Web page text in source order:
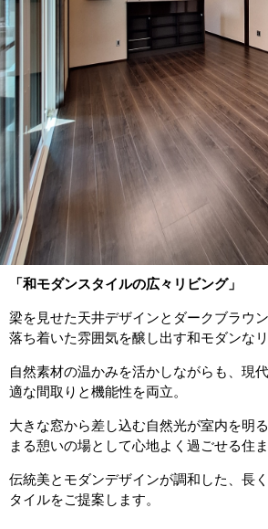
「和モダンスタイルの広々リビング」
梁を見せた天井デザインとダークブラウ
落ち着いた雰囲気を醸し出す和モダンな
自然素材の温かみを活かしながらも、現
適な間取りと機能性を両立。
大きな窓から差し込む自然光が室内を明
まる憩いの場として心地よく過ごせる住
伝統美とモダンデザインが調和した、長
タイルをご提案します。